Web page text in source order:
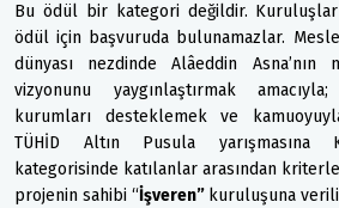
Bu ödül bir kategori değildir.
ödül için başvuruda bulunamazlar.
dünyası nezdinde Alâeddin
vizyonunu yaygınlaştırmak
kurumları desteklemek ve
TÜHİD Altın Pusula yarışmasına
kategorisinde katılanlar arasından
projenin sahibi “İşveren” kuruluşuna